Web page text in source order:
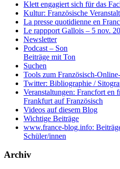
Klett engagiert sich für das
Kultur: Französische
La presse quotidienne en
Le rappport Gallois – 5 nov.
Newsletter
Podcast – Son
Beiträge mit Ton
Suchen
Tools zum Französisch-
Twitter: Bibliographie /
Veranstaltungen: Francfort en
Frankfurt auf Französisch
Videos auf diesem Blog
Wichtige Beiträge
www.france-blog.info:
Schüler/innen
Archiv